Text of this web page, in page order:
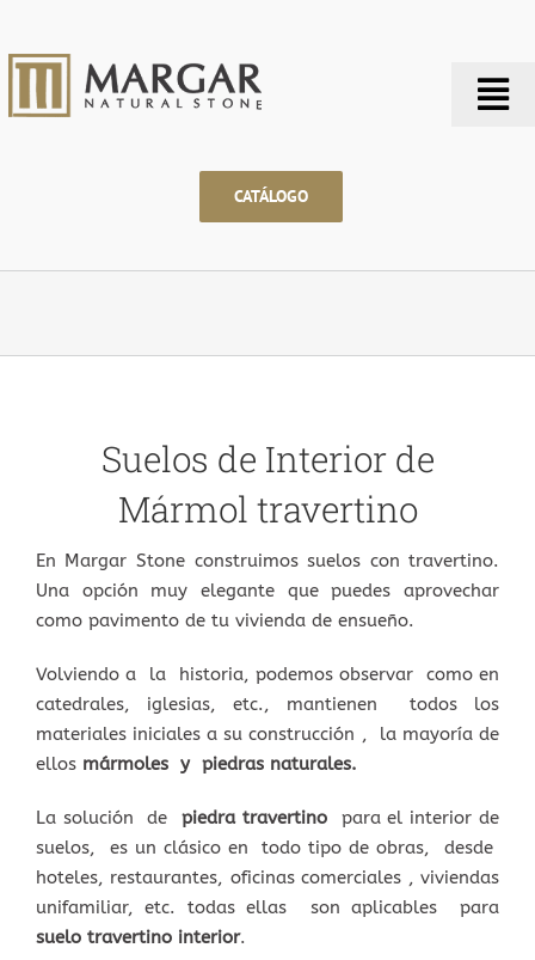
contenido
CATÁLOGO
Suelos de Interior de
Mármol travertino
En Margar Stone construimos suelos con travertino.
Una opción muy elegante que puedes aprovechar
como pavimento de tu vivienda de ensueño.
Volviendo a la historia, podemos observar como en
catedrales, iglesias, etc., mantienen todos los
materiales iniciales a su construcción , la mayoría de
ellosmármoles y piedras naturales.
La solución de piedra travertinopara el interior de
suelos, es un clásico en todo tipo de obras, desde
hoteles, restaurantes, oficinas comerciales , viviendas
unifamiliar, etc. todas ellas son aplicables para
suelo travertino interior.